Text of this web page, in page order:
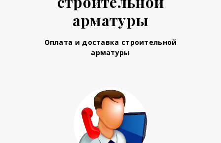
арматуры
Оплата и доставка строительной
арматуры